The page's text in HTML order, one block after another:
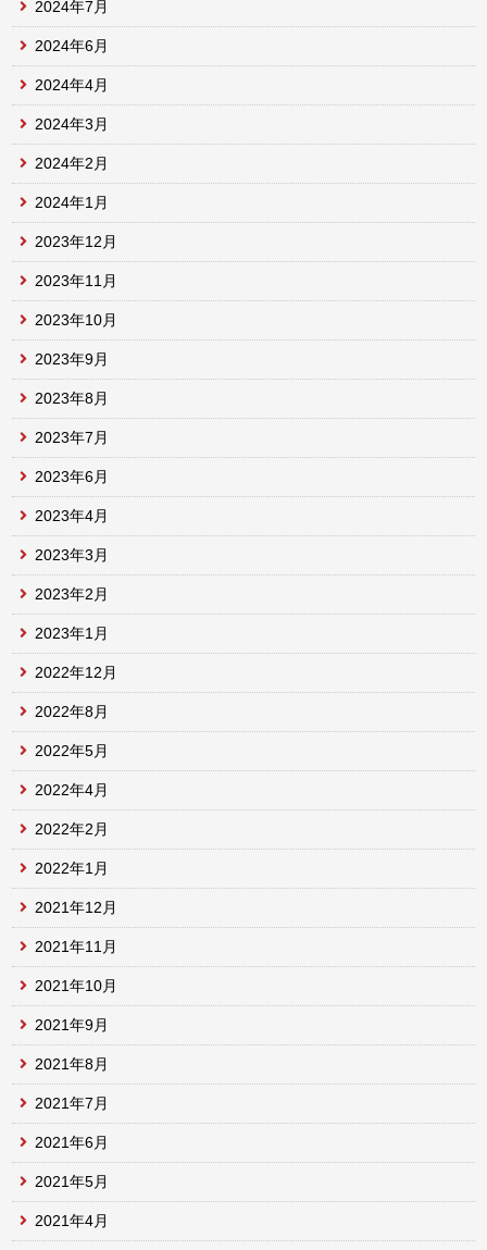
2024年7月
2024年6月
2024年4月
2024年3月
2024年2月
2024年1月
2023年12月
2023年11月
2023年10月
2023年9月
2023年8月
2023年7月
2023年6月
2023年4月
2023年3月
2023年2月
2023年1月
2022年12月
2022年8月
2022年5月
2022年4月
2022年2月
2022年1月
2021年12月
2021年11月
2021年10月
2021年9月
2021年8月
2021年7月
2021年6月
2021年5月
2021年4月